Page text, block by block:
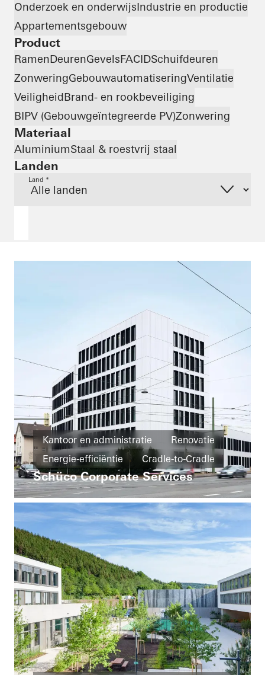
Onderzoek en onderwijsIndustrie en productie
Appartementsgebouw
Product
RamenDeurenGevelsFACIDSchuifdeuren
ZonweringGebouwautomatiseringVentilatie
VeiligheidBrand- en rookbeveiliging
BIPV (Gebouwgeïntegreerde PV)Zonwering
Materiaal
AluminiumStaal & roestvrij staal
Landen
Land *
Kantoor en administratie
Renovatie
Energie-efficiëntie
Cradle-to-Cradle
Circulariteit
Ramen
Deuren
Gevels
FACID
Ventilatie
Zonwering
Veiligheid
Gebouwautomatisering
Germany
Schüco Corporate Services